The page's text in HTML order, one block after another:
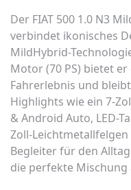
Der FIAT 500 1.0 N3
verbindet ikonisches
MildHybrid-
Motor (70 PS) bietet
Fahrerlebnis und
Highlights wie ein 7-
& Android Auto, LED-
Zoll-
Begleiter für den
die perfekte